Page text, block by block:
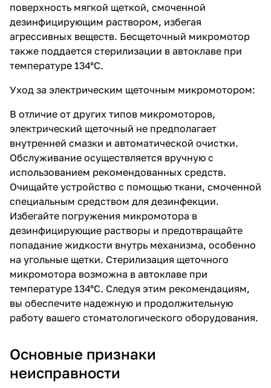
поверхность мягкой щеткой, смоченной
дезинфицирующим раствором, избегая
агрессивных веществ. Бесщеточный микромотор
также поддается стерилизации в автоклаве при
температуре 134°C.
Уход за электрическим щеточным микромотором:
В отличие от других типов микромоторов,
электрический щеточный не предполагает
внутренней смазки и автоматической очистки.
Обслуживание осуществляется вручную с
использованием рекомендованных средств.
Очищайте устройство с помощью ткани, смоченной
специальным средством для дезинфекции.
Избегайте погружения микромотора в
дезинфицирующие растворы и предотвращайте
попадание жидкости внутрь механизма, особенно
на угольные щетки. Стерилизация щеточного
микромотора возможна в автоклаве при
температуре 134°C. Следуя этим рекомендациям,
вы обеспечите надежную и продолжительную
работу вашего стоматологического оборудования.
Основные признаки
неисправности